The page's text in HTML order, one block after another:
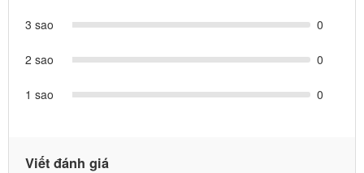
3 sao 0
2 sao 0
1 sao 0
Viết đánh giá